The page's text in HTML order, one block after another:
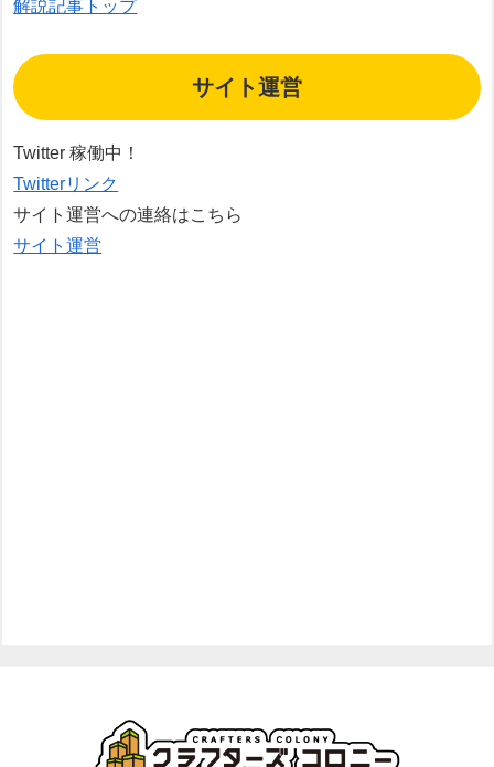
解説記事トップ
サイト運営
Twitter 稼働中！
Twitterリンク
サイト運営への連絡はこちら
サイト運営